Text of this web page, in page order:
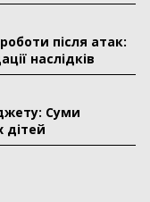
після атак:
наслідків
Суми
дітей